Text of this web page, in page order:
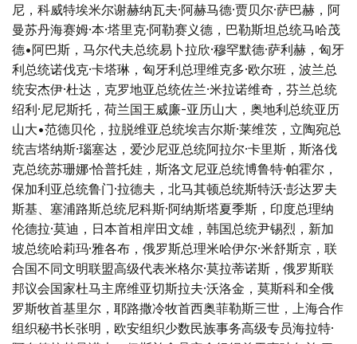
尼，科威特埃米尔谢赫纳瓦夫·阿赫马德·贾贝尔·萨巴赫，阿
曼苏丹海赛姆·本·塔里克·阿勒赛义德，巴勒斯坦总统马哈茂
德•阿巴斯，马尔代夫总统易卜拉欣·穆罕默德·萨利赫，匈牙
利总统诺伐克·卡塔琳，匈牙利总理维克多·欧尔班，波兰总
统安杰伊·杜达，克罗地亚总统佐兰·米拉诺维奇，芬兰总统
绍利·尼尼斯托，荷兰国王威廉-亚历山大，奥地利总统亚历
山大•范德贝伦，拉脱维亚总统埃吉尔斯·莱维茨，立陶宛总
统吉塔纳斯·瑙塞达，爱沙尼亚总统阿拉尔·卡里斯，斯洛伐
克总统苏珊娜·恰普托娃，斯洛文尼亚总统博鲁特·帕霍尔，
保加利亚总统鲁门·拉德夫，北马其顿总统斯特沃·彭达罗夫
斯基、塞浦路斯总统尼科斯·阿纳斯塔夏季斯，印度总理纳
伦德拉·莫迪，日本首相岸田文雄，韩国总统尹锡烈，新加
坡总统哈莉玛·雅各布，俄罗斯总理米哈伊尔·米舒斯京，联
合国不同文明联盟高级代表米格尔·莫拉蒂诺斯，俄罗斯联
邦议会国家杜马主席维亚切斯拉夫·沃洛金，莫斯科和全俄
罗斯牧首基里尔，耶路撒冷牧首西奥菲勒斯三世，上海合作
组织秘书长张明，欧安组织少数民族事务高级专员海拉特·